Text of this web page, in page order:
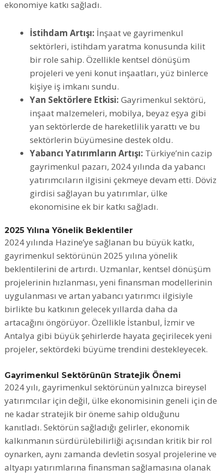
ekonomiye katkı sağladı.
İstihdam Artışı: İnşaat ve gayrimenkul
sektörleri, istihdam yaratma konusunda kilit
bir role sahip. Özellikle kentsel dönüşüm
projeleri ve yeni konut inşaatları, yüz binlerce
kişiye iş imkanı sundu.
Yan Sektörlere Etkisi: Gayrimenkul sektörü,
inşaat malzemeleri, mobilya, beyaz eşya gibi
yan sektörlerde de hareketlilik yarattı ve bu
sektörlerin büyümesine destek oldu.
Yabancı Yatırımların Artışı: Türkiye’nin cazip
gayrimenkul pazarı, 2024 yılında da yabancı
yatırımcıların ilgisini çekmeye devam etti. Döviz
girdisi sağlayan bu yatırımlar, ülke
ekonomisine ek bir katkı sağladı.
2025 Yılına Yönelik Beklentiler
2024 yılında Hazine’ye sağlanan bu büyük katkı,
gayrimenkul sektörünün 2025 yılına yönelik
beklentilerini de artırdı. Uzmanlar, kentsel dönüşüm
projelerinin hızlanması, yeni finansman modellerinin
uygulanması ve artan yabancı yatırımcı ilgisiyle
birlikte bu katkının gelecek yıllarda daha da
artacağını öngörüyor. Özellikle İstanbul, İzmir ve
Antalya gibi büyük şehirlerde hayata geçirilecek yeni
projeler, sektördeki büyüme trendini destekleyecek.
Gayrimenkul Sektörünün Stratejik Önemi
2024 yılı, gayrimenkul sektörünün yalnızca bireysel
yatırımcılar için değil, ülke ekonomisinin geneli için de
ne kadar stratejik bir öneme sahip olduğunu
kanıtladı. Sektörün sağladığı gelirler, ekonomik
kalkınmanın sürdürülebilirliği açısından kritik bir rol
oynarken, aynı zamanda devletin sosyal projelerine ve
altyapı yatırımlarına finansman sağlamasına olanak